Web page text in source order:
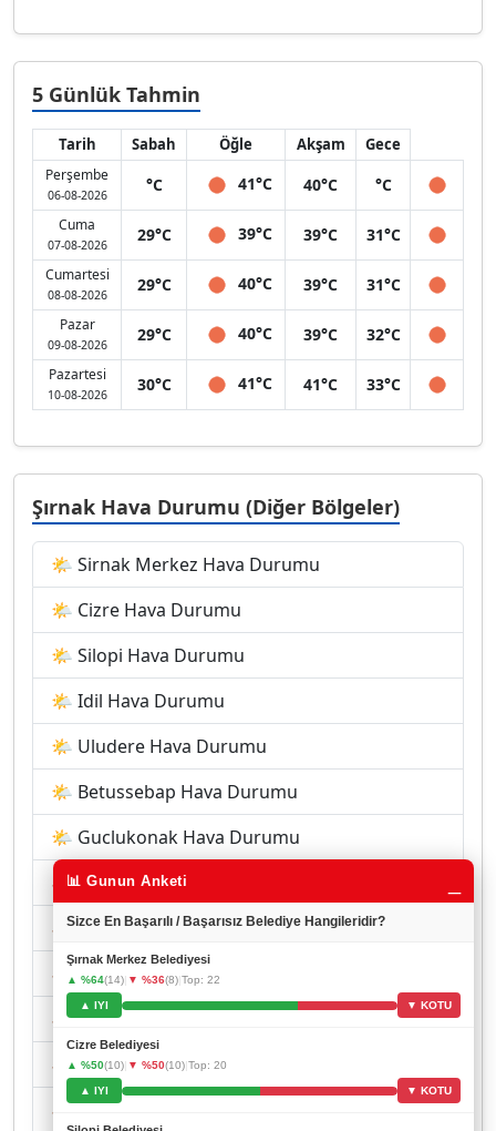
5 Günlük Tahmin
Tarih Sabah Öğle Akşam Gece
Perşembe
06-08-2026 °C 41°C 40°C °C
Cuma
07-08-2026 29°C 39°C 39°C 31°C
Cumartesi
08-08-2026 29°C 40°C 39°C 31°C
Pazar
09-08-2026 29°C 40°C 39°C 32°C
Pazartesi
10-08-2026 30°C 41°C 41°C 33°C
Şırnak Hava Durumu (Diğer Bölgeler)
🌤 Sirnak Merkez Hava Durumu
🌤 Cizre Hava Durumu
🌤 Silopi Hava Durumu
🌤 Idil Hava Durumu
🌤 Uludere Hava Durumu
🌤 Betussebap Hava Durumu
🌤 Guclukonak Hava Durumu
🏘 Görümlü Hava Durumu
🏘 Kasrik Hava Durumu
🏘 Ince Hava Durumu
🏘 Balveren Hava Durumu
🏘 Derecik Hava Durumu
🏘 Uzungeçit Hava Durumu
📊 Gunun Anketi
Sizce En Başarılı / Başarısız Belediye Hangileridir?
Şırnak Merkez Belediyesi
▲ %64(14)| ▼ %36(8)|Top: 22
▲ IYI ▼ KOTU
Cizre Belediyesi
▲ %50(10)| ▼ %50(10)|Top: 20
▲ IYI ▼ KOTU